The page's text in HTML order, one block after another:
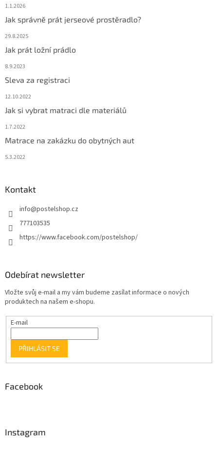
1.1.2026
Jak správně prát jerseové prostěradlo?
29.8.2025
Jak prát ložní prádlo
8.9.2023
Sleva za registraci
12.10.2022
Jak si vybrat matraci dle materiálů
1.7.2022
Matrace na zakázku do obytných aut
5.3.2022
Kontakt
info@postelshop.cz
777103535
https://www.facebook.com/postelshop/
Odebírat newsletter
Vložte svůj e-mail a my vám budeme zasílat informace o nových
produktech na našem e-shopu.
E-mail
PŘIHLÁSIT SE
Facebook
Instagram